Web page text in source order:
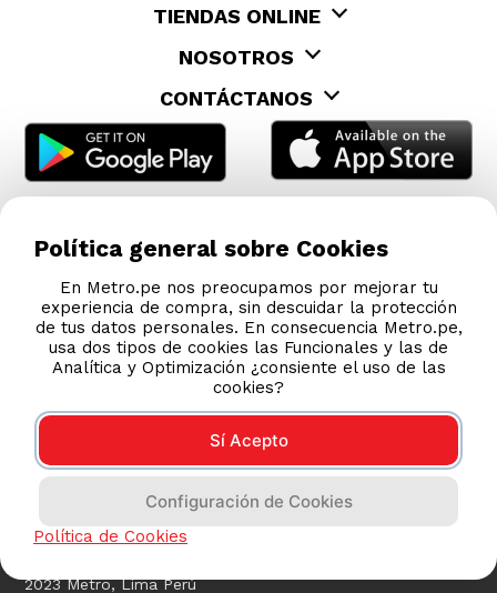
TIENDAS ONLINE
NOSOTROS
CONTÁCTANOS
COMPRAS 100% SEGURAS
Esta tienda usa Niubiz para realizar transacciones
electrónicas.
2023 Metro, Lima Perú
Política general sobre Cookies
En Metro.pe nos preocupamos por mejorar tu
experiencia de compra, sin descuidar la protección
de tus datos personales. En consecuencia Metro.pe,
usa dos tipos de cookies las Funcionales y las de
Analítica y Optimización ¿consiente el uso de las
cookies?
Sí Acepto
Configuración de Cookies
Política de Cookies